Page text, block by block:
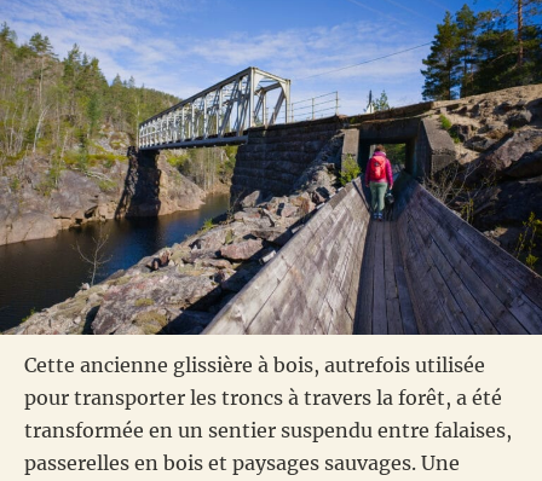
Cette ancienne glissière à bois, autrefois utilisée
pour transporter les troncs à travers la forêt, a été
transformée en un sentier suspendu entre falaises,
passerelles en bois et paysages sauvages. Une